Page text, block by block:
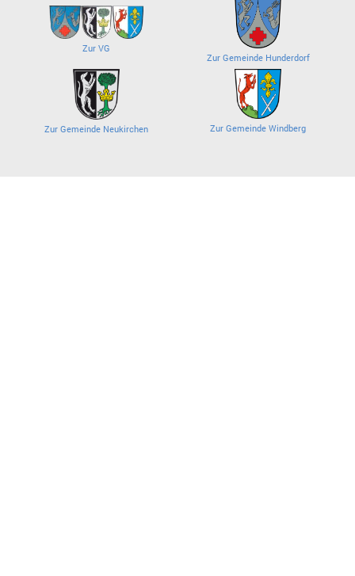
Zur VG
Zur Gemeinde Hunderdorf
Zur Gemeinde Neukirchen Zur Gemeinde Windberg